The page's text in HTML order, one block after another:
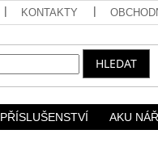
KONTAKTY
HLEDAT
PŘÍSLUŠENSTVÍ AKU